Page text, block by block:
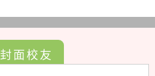
封面校友